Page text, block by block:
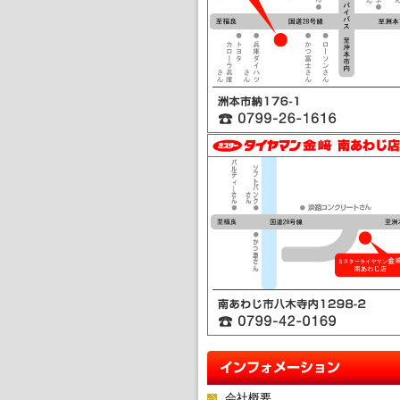
ミスタータイヤマン金﨑 本店
ミスタータイヤマン金﨑 南あ